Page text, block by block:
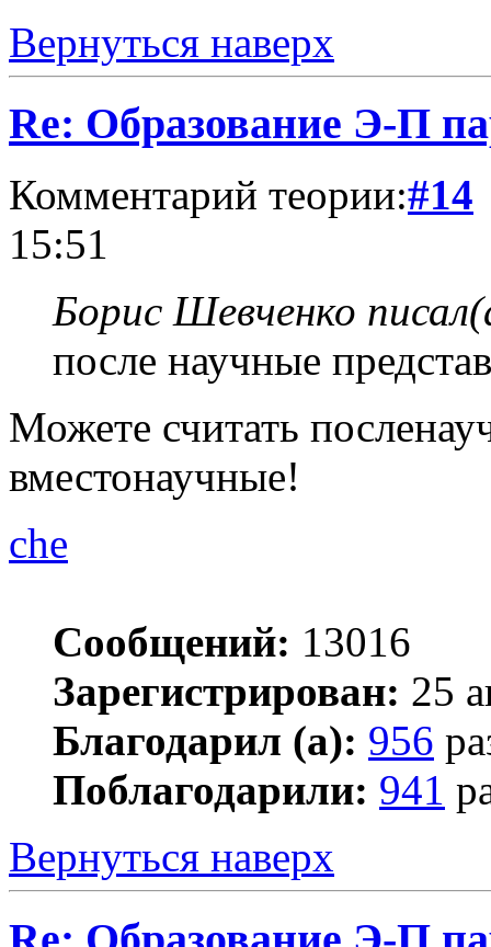
Вернуться наверх
Re: Образование Э-П
Комментарий теории:#14
15:51
Борис Шевченко
после научные
Можете считать
вместонаучные!
che
Сообщений: 13016
Зарегистрирован: 25
Благодарил (а): 956
Поблагодарили: 941
Вернуться наверх